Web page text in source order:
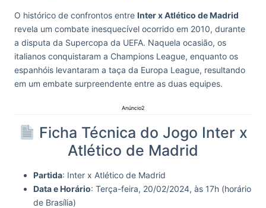
O histórico de confrontos entre Inter x Atlético de Madrid
revela um combate inesquecível ocorrido em 2010, durante
a disputa da Supercopa da UEFA. Naquela ocasião, os
italianos conquistaram a Champions League, enquanto os
espanhóis levantaram a taça da Europa League, resultando
em um embate surpreendente entre as duas equipes.
Anúncio2
Ficha Técnica do Jogo Inter x
Atlético de Madrid
Partida: Inter x Atlético de Madrid
Data e Horário: Terça-feira, 20/02/2024, às 17h (horário
de Brasília)